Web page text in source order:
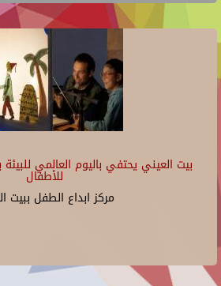
بيت العيني يحتفي باليوم العالمي
للأطفال
مركز ابداع الطفل ببيت